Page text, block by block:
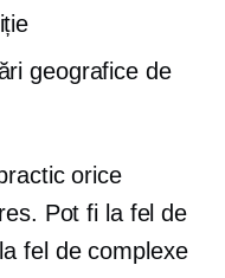
geografice de
orice
Pot fi la fel de
fel de complexe